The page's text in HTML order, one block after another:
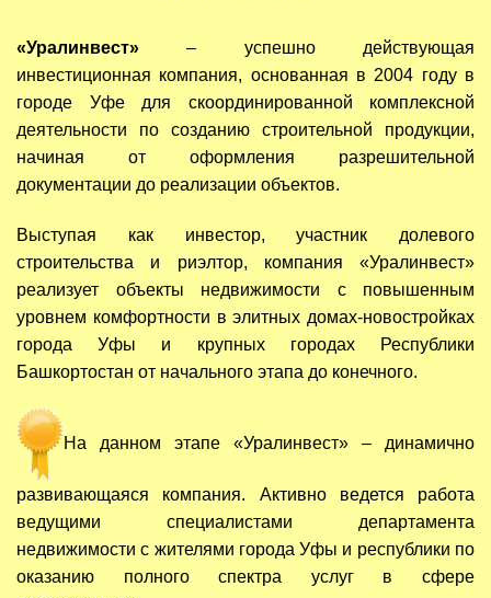
«Уралинвест» – успешно действующая
инвестиционная компания, основанная в 2004 году в
городе Уфе для скоординированной комплексной
деятельности по созданию строительной продукции,
начиная от оформления разрешительной
документации до реализации объектов.
Выступая как инвестор, участник долевого
строительства и риэлтор, компания «Уралинвест»
реализует объекты недвижимости с повышенным
уровнем комфортности в элитных домах-новостройках
города Уфы и крупных городах Республики
Башкортостан от начального этапа до конечного.
На данном этапе «Уралинвест» – динамично
развивающаяся компания. Активно ведется работа
ведущими специалистами департамента
недвижимости с жителями города Уфы и республики по
оказанию полного спектра услуг в сфере